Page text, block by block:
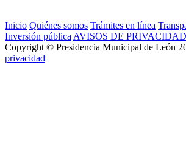
Inicio Quiénes somos Trámites en línea
Inversión pública AVISOS DE PRIVACIDAD
Copyright © Presidencia Municipal de León
privacidad